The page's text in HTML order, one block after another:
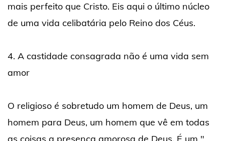
mais perfeito que Cristo. Eis aqui o último núcleo
de uma vida celibatária pelo Reino dos Céus.
4. A castidade consagrada não é uma vida sem
amor
O religioso é sobretudo um homem de Deus, um
homem para Deus, um homem que vê em todas